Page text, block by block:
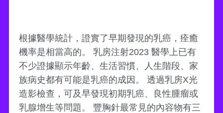
根據醫學統計，證實了早期發現的乳癌，痊癒
機率是相當高的。 乳房注射2023 醫學上已有
不少證據顯示年齡、生活習慣、人生階段、家
族病史都有可能是乳癌的成因。 透過乳房X光
造影檢查，可及早發現初期乳癌、良性腫瘤或
乳腺增生等問題。 豐胸針最常見的內容物有三